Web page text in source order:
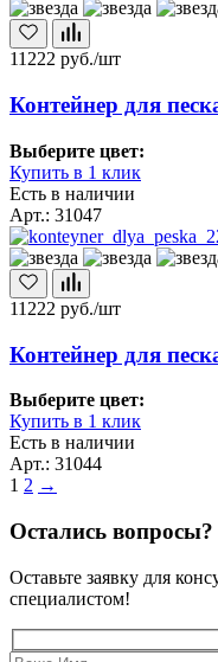
11222 руб./шт
Контейнер для
Выберите цвет:
Купить в 1 клик
Есть в наличии
Арт.: 31047
11222 руб./шт
Контейнер для
Выберите цвет:
Купить в 1 клик
Есть в наличии
Арт.: 31044
1 2 →
Остались вопросы?
Оставьте заявку для
специалистом!